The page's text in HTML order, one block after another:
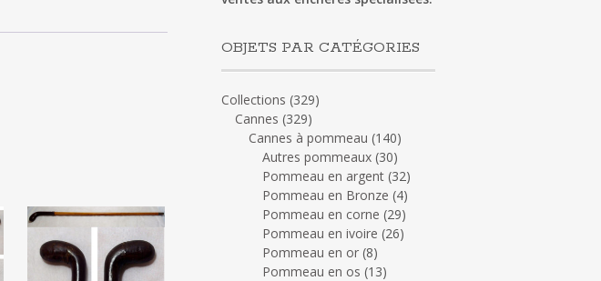
OBJETS PAR CATÉGORIES
Collections (329)
Cannes (329)
Cannes à pommeau (140)
Autres pommeaux (30)
Pommeau en argent (32)
Pommeau en Bronze (4)
Pommeau en corne (29)
Pommeau en ivoire (26)
Pommeau en or (8)
Pommeau en os (13)